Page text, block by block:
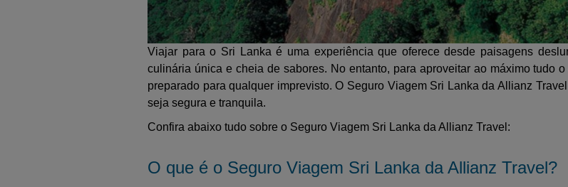
Viajar para o Sri Lanka é uma experiência que oferece desde paisagens
culinária única e cheia de sabores. No entanto, para aproveitar ao máximo tudo
preparado para qualquer imprevisto. O Seguro Viagem Sri Lanka da Allianz
seja segura e tranquila.
Confira abaixo tudo sobre o Seguro Viagem Sri Lanka da Allianz Travel:
O que é o Seguro Viagem Sri Lanka da Allianz Travel?